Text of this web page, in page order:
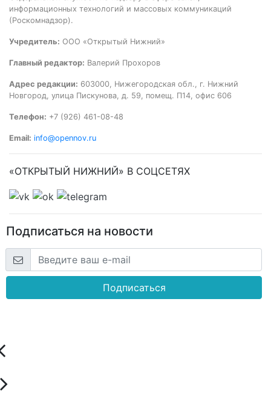
информационных технологий и массовых коммуникаций
(Роскомнадзор).
Учредитель: ООО «Открытый Нижний»
Главный редактор: Валерий Прохоров
Адрес редакции: 603000, Нижегородская обл., г. Нижний
Новгород, улица Пискунова, д. 59, помещ. П14, офис 606
Телефон: +7 (926) 461-08-48
Email: info@opennov.ru
«ОТКРЫТЫЙ НИЖНИЙ» В СОЦСЕТЯХ
Подписаться на новости
Подписаться